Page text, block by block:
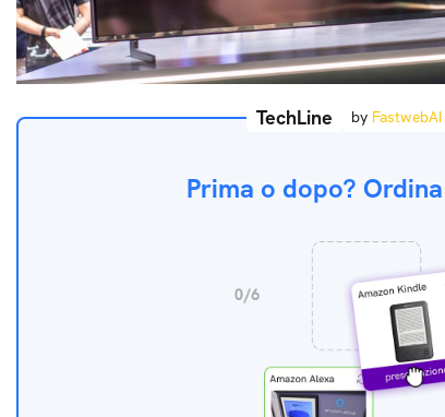
TechLine by FastwebAI
Prima o dopo?